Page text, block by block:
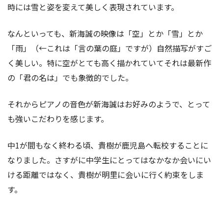
時には雪と姿を変えて美しく表現されています。
なんといっても、新海誠の映像は「空」とか「雪」とか
「雨」（←これは「言の葉の庭」ですが）自然描写がすご
く美しい。特に空がとても高く描かれていてそれは最新作
の「君の名は」でも象徴的でした。
それからピアノの音色が新海誠はお好みのようで、とって
も強いこだわりを感じます。
中1が間もなく終わる頃、貴樹が鹿児島へ転校することに
なりました。さすがに中学生にとってはなかなか会いにい
ける距離ではなく、貴樹が明里に会いに行く約束をしま
す。